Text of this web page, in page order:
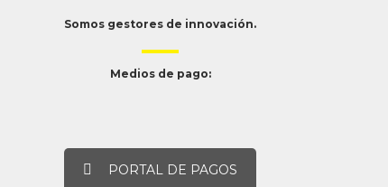
Somos gestores de innovación.
Medios de pago:
PORTAL DE PAGOS